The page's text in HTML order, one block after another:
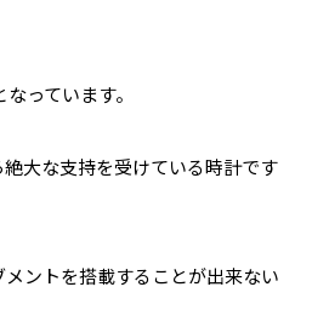
っています。
絶大な支持を受けている時計です
ントを搭載することが出来ない